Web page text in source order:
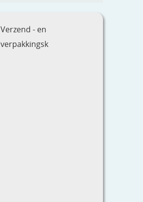
Verzend - en
verpakkingsk